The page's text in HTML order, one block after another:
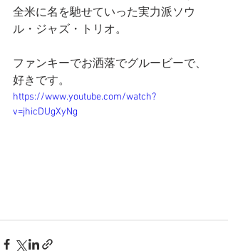
全米に名を馳せていった実力派ソウ
ル・ジャズ・トリオ。
ファンキーでお洒落でグルービーで、
好きです。
https://www.youtube.com/watch?
v=jhicDUgXyNg